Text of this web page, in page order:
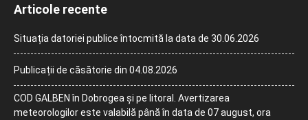
Articole recente
Situația datoriei publice întocmită la data de 30.06.2026
Publicații de căsătorie din 04.08.2026
COD GALBEN în Dobrogea și pe litoral. Avertizarea
meteorologilor este valabilă până în data de 07 august, ora